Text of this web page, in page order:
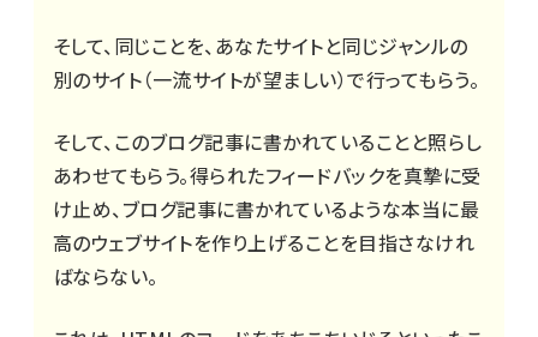
そして、同じことを、あなたサイトと同じジャンルの
別のサイト（一流サイトが望ましい）で行ってもらう。
そして、このブログ記事に書かれていることと照らし
あわせてもらう。得られたフィードバックを真摯に受
け止め、ブログ記事に書かれているような本当に最
高のウェブサイトを作り上げることを目指さなけれ
ばならない。